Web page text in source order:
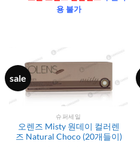
용 불가
sale
슈퍼세일
오렌즈 Misty 원데이 컬러렌
즈 Natural Choco (20개들이)